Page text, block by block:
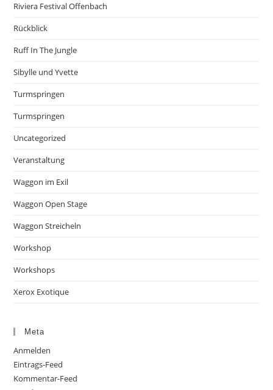
Riviera Festival Offenbach
Rückblick
Ruff In The Jungle
Sibylle und Yvette
Turmspringen
Turmspringen
Uncategorized
Veranstaltung
Waggon im Exil
Waggon Open Stage
Waggon Streicheln
Workshop
Workshops
Xerox Exotique
Meta
Anmelden
Eintrags-Feed
Kommentar-Feed